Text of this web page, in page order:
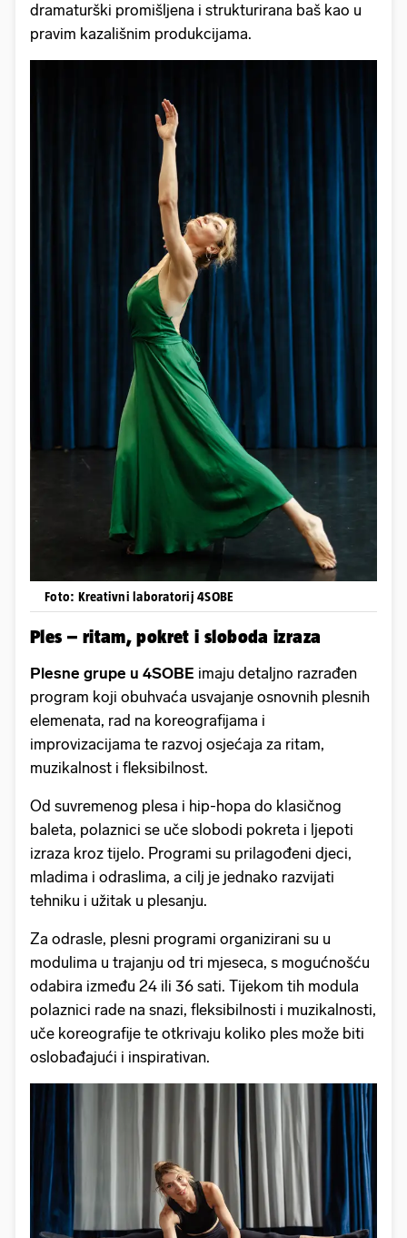
dramaturški promišljena i strukturirana baš kao u
pravim kazališnim produkcijama.
Foto: Kreativni laboratorij 4SOBE
Ples – ritam, pokret i sloboda izraza
Plesne grupe u 4SOBE imaju detaljno razrađen
program koji obuhvaća usvajanje osnovnih plesnih
elemenata, rad na koreografijama i
improvizacijama te razvoj osjećaja za ritam,
muzikalnost i fleksibilnost.
Od suvremenog plesa i hip-hopa do klasičnog
baleta, polaznici se uče slobodi pokreta i ljepoti
izraza kroz tijelo. Programi su prilagođeni djeci,
mladima i odraslima, a cilj je jednako razvijati
tehniku i užitak u plesanju.
Za odrasle, plesni programi organizirani su u
modulima u trajanju od tri mjeseca, s mogućnošću
odabira između 24 ili 36 sati. Tijekom tih modula
polaznici rade na snazi, fleksibilnosti i muzikalnosti,
uče koreografije te otkrivaju koliko ples može biti
oslobađajući i inspirativan.